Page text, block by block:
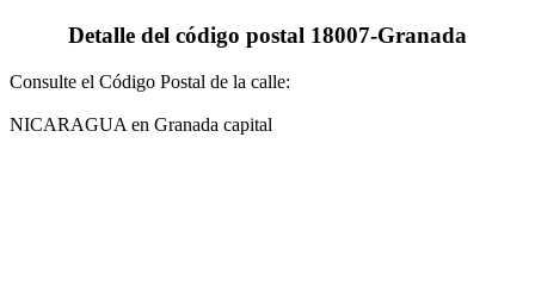
Detalle del código postal 18007-Granada
Consulte el Código Postal de la calle:
NICARAGUA en Granada capital